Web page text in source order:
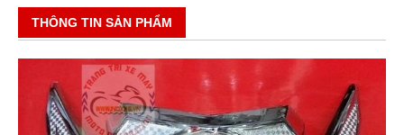
THÔNG TIN SẢN PHẨM